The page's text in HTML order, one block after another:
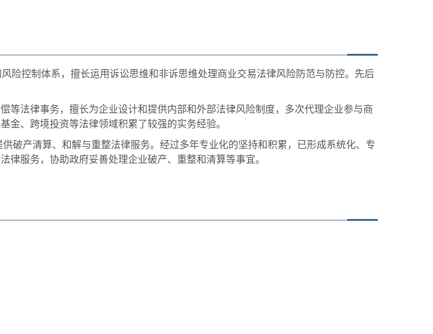
险控制体系，擅长运用诉讼思维和非诉思维处理商业交易法律风险防范与防控。先后
等法律事务，擅长为企业设计和提供内部和外部法律风险制度，多次代理企业参与商
金、跨境投资等法律领域积累了较强的实务经验。
破产清算、和解与重整法律服务。经过多年专业化的坚持和积累，已形成系统化、专
服务，协助政府妥善处理企业破产、重整和清算等事宜。